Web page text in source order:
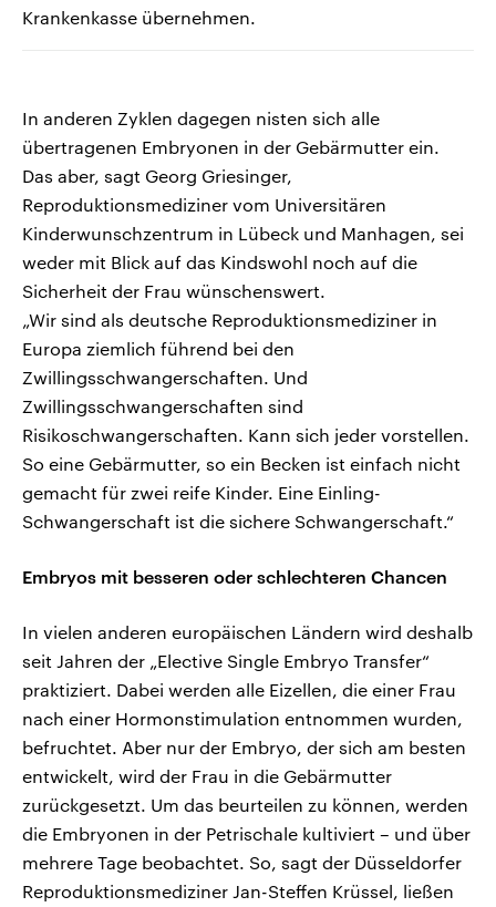
Krankenkasse übernehmen.
In anderen Zyklen dagegen nisten sich alle
übertragenen Embryonen in der Gebärmutter ein.
Das aber, sagt Georg Griesinger,
Reproduktionsmediziner vom Universitären
Kinderwunschzentrum in Lübeck und Manhagen, sei
weder mit Blick auf das Kindswohl noch auf die
Sicherheit der Frau wünschenswert.
„Wir sind als deutsche Reproduktionsmediziner in
Europa ziemlich führend bei den
Zwillingsschwangerschaften. Und
Zwillingsschwangerschaften sind
Risikoschwangerschaften. Kann sich jeder vorstellen.
So eine Gebärmutter, so ein Becken ist einfach nicht
gemacht für zwei reife Kinder. Eine Einling-
Schwangerschaft ist die sichere Schwangerschaft.“
Embryos mit besseren oder schlechteren Chancen
In vielen anderen europäischen Ländern wird deshalb
seit Jahren der „Elective Single Embryo Transfer“
praktiziert. Dabei werden alle Eizellen, die einer Frau
nach einer Hormonstimulation entnommen wurden,
befruchtet. Aber nur der Embryo, der sich am besten
entwickelt, wird der Frau in die Gebärmutter
zurückgesetzt. Um das beurteilen zu können, werden
die Embryonen in der Petrischale kultiviert – und über
mehrere Tage beobachtet. So, sagt der Düsseldorfer
Reproduktionsmediziner Jan-Steffen Krüssel, ließen